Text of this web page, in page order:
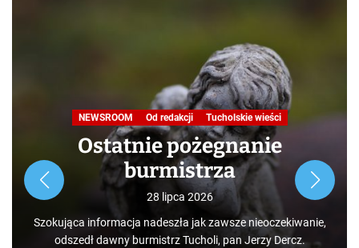
NEWSROOM Od redakcji Tucholskie wieści
Ostatnie pożegnanie
burmistrza
28 lipca 2026
Szokująca informacja nadeszła jak zawsze nieoczekiwanie,
odszedł dawny burmistrz Tucholi, pan Jerzy Dercz.